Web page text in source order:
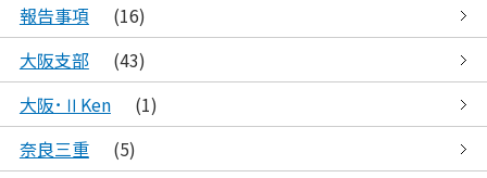
報告事項
(16)
大阪支部
(43)
大阪･ⅡKen
(1)
奈良三重
(5)